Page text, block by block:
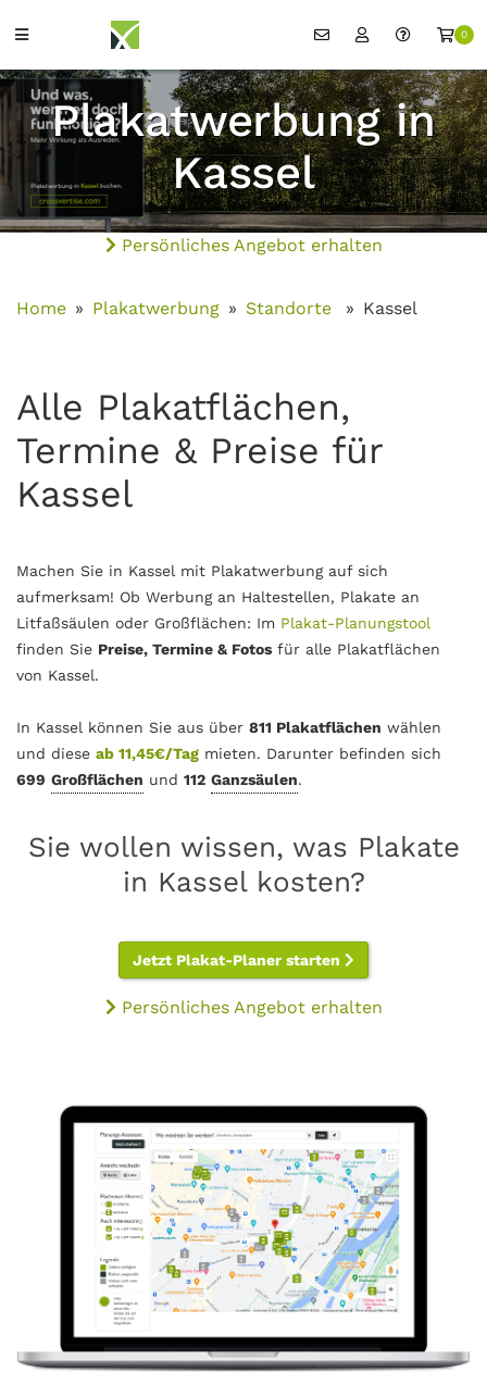
0
Plakatwerbung in
Kassel
Persönliches Angebot erhalten
Home Plakatwerbung Standorte Kassel
Alle Plakatflächen,
Termine & Preise für
Kassel
Machen Sie in Kassel mit Plakatwerbung auf sich
aufmerksam! Ob Werbung an Haltestellen, Plakate an
Litfaßsäulen oder Großflächen: Im Plakat-Planungstool
finden Sie Preise, Termine & Fotos für alle Plakatflächen
von Kassel.
In Kassel können Sie aus über 811 Plakatflächen wählen
und diese ab 11,45€/Tag mieten. Darunter befinden sich
699 Großflächen und 112 Ganzsäulen.
Sie wollen wissen, was Plakate
in Kassel kosten?
Jetzt Plakat-Planer starten
Persönliches Angebot erhalten